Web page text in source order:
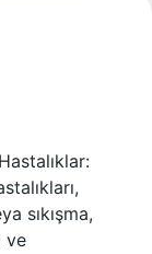
sıkışma,
ve